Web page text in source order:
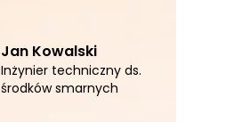
Jan Kowalski
Inżynier techniczny ds.
środków smarnych